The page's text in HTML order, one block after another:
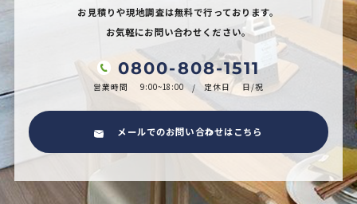
お見積りや現地調査は無料で行っております。
お気軽にお問い合わせください。
0800-808-1511
営業時間 9:00~18:00 定休日 日/祝
メールでのお問い合わせはこちら